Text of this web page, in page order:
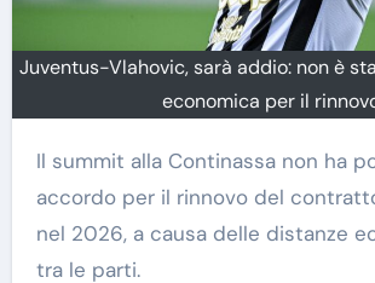
Juventus-Vlahovic, sarà addio: non è
economica per il
Il summit alla Continassa non ha portato a un
accordo per il rinnovo del
nel 2026, a causa delle distanze
tra le parti.